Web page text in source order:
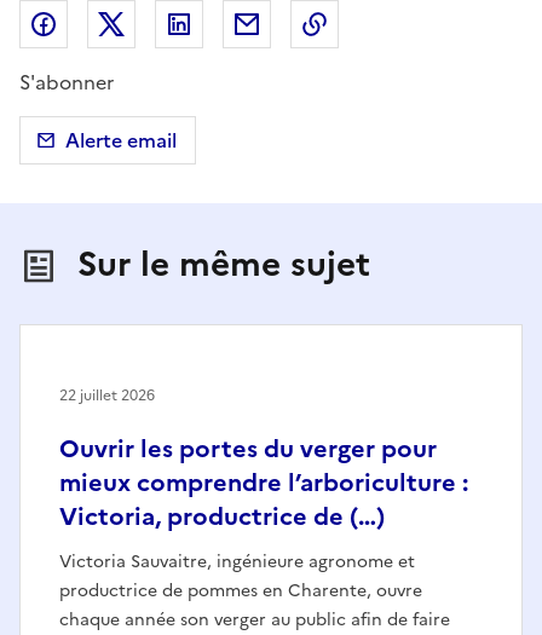
Partager sur Facebook
Partager sur X (anciennement Twitter)
Partager sur LinkedIn
Partager par email
S'abonner
Alerte email
Sur le même sujet
Ouvrir les portes du verger pour
mieux comprendre l’arboriculture :
Victoria, productrice de (…)
Victoria Sauvaitre, ingénieure agronome et
productrice de pommes en Charente, ouvre
chaque année son verger au public afin de faire
22 juillet 2026